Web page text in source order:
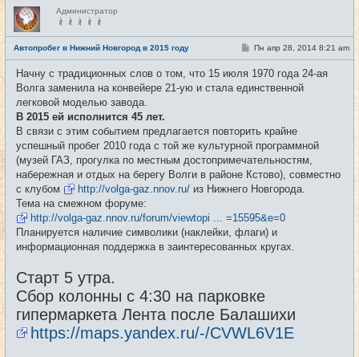
Н
е
в
с
е
т
и
Администратор
Автопробег в Нижний Новгород в 2015 году #1
С
б
щ
Пн апр 28, 2014 8:21 am
Начну с традиционных слов о том, что 15 июля 1970 года 24-ая
Волга заменила на конвейере 21-ую и стала единственной
легковой моделью завода.
В 2015 ей исполнится 45 лет.
В связи с этим событием предлагается повторить крайне
успешный пробег 2010 года с той же культурной программной
(музей ГАЗ, прогулка по местным достопримечательностям,
набережная и отдых на берегу Волги в районе Кстово), совместно
с клубом
http://volga-gaz.nnov.ru/ из Нижнего Новгорода.
Тема на смежном форуме:
http://volga-gaz.nnov.ru/forum/viewtopi ... =15595&e=0
Планируется наличие символики (наклейки, флаги) и
информационная поддержка в заинтересованных кругах.
Старт 5 утра.
Сбор колонны с 4:30 на парковке
гипермаркета Лента после Балашихи
https://maps.yandex.ru/-/CVWL6V1E